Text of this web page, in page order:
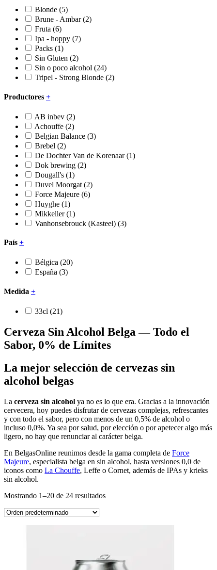
Blonde (5)
Brune - Ambar(2)
Fruta (6)
Ipa - hoppy (7)
Packs (1)
Sin Gluten (2)
Sin o poco alcohol (24)
Tripel - Strong Blonde (2)
Productores +
AB inbev (2)
Achouffe (2)
Belgian Balance (3)
Brebel (2)
De Dochter Van de Korenaar(1)
Dok brewing (2)
Dougall's (1)
Duvel Moorgat (2)
Force Majeure (6)
Huyghe (1)
Mikkeller(1)
Vanhonsebrouck (Kasteel) (3)
País +
Bélgica (20)
España (3)
Medida +
33cl (21)
Cerveza Sin Alcohol Belga — Todo el
Sabor, 0% de Límites
La mejor selección de cervezas sin
alcohol belgas
La cerveza sin alcohol ya no es lo que era. Gracias a la innovación
cervecera, hoy puedes disfrutar de cervezas complejas, refrescantes
y con todo el sabor, pero con menos de un 0,5% de alcohol o
incluso 0,0%. Ya sea por salud, por elección o por apetecer algo más
ligero, no hay que renunciar al carácter belga.
En BelgasOnline reunimos desde la gama completa de Force
Majeure, especialista belga en sin alcohol, hasta versiones 0,0 de
iconos como La Chouffe, Leffe o Cornet, además de IPAs y krieks
sin alcohol.
Mostrando 1–20 de 24 resultados